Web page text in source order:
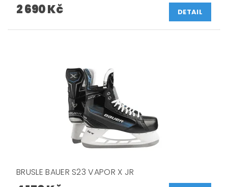
2 690 Kč DETAIL
BRUSLE BAUER S23 VAPOR X JR